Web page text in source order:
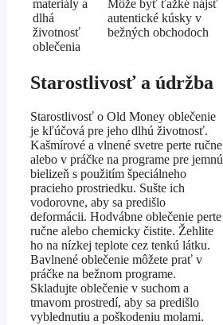
materiály a
dlhá
životnosť
oblečenia
Môže byť ťažké nájsť
autentické kúsky v
bežných obchodoch
Starostlivosť a údržba
Starostlivosť o Old Money oblečenie
je kľúčová pre jeho dlhú životnosť.
Kašmírové a vlnené svetre perte ručne
alebo v práčke na programe pre jemnú
bielizeň s použitím špeciálneho
pracieho prostriedku. Sušte ich
vodorovne, aby sa predišlo
deformácii. Hodvábne oblečenie perte
ručne alebo chemicky čistite. Žehlite
ho na nízkej teplote cez tenkú látku.
Bavlnené oblečenie môžete prať v
práčke na bežnom programe.
Skladujte oblečenie v suchom a
tmavom prostredí, aby sa predišlo
vyblednutiu a poškodeniu molami.